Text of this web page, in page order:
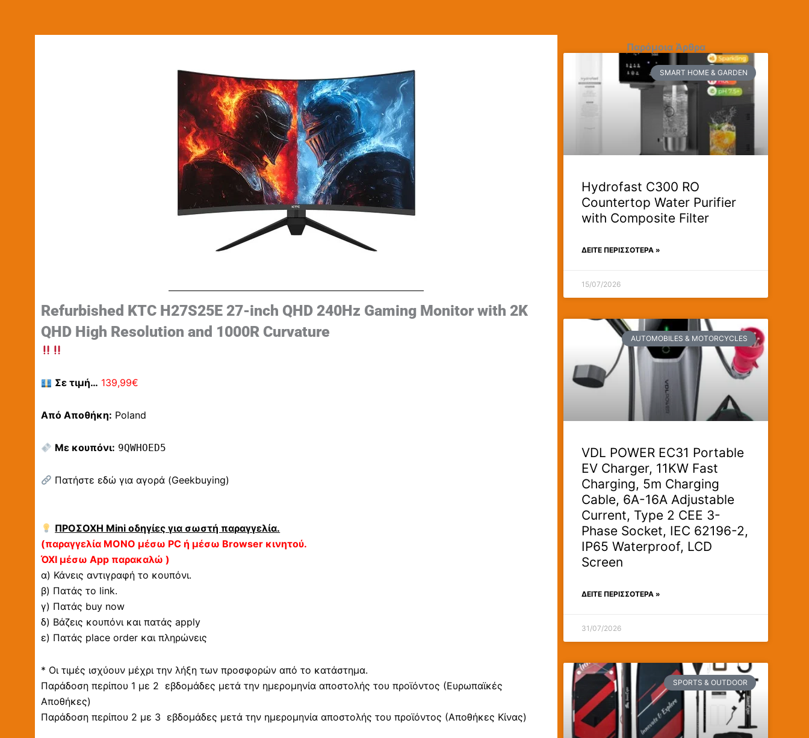
Refurbished KTC H27S25E 27-inch QHD 240Hz Gaming Monitor with 2K
QHD High Resolution and 1000R Curvature
Σε τιμή… 139,99€
Από Αποθήκη: Poland
Με κουπόνι: 9QWHOED5
Πατήστε εδώ για αγορά (Geekbuying)
ΠΡΟΣΟΧΗ Mini οδηγίες για σωστή παραγγελία.
(παραγγελία ΜΟΝΟ μέσω PC ή μέσω Browser κινητού.
ΌΧΙ μέσω App παρακαλώ )
α) Κάνεις αντιγραφή το κουπόνι.
β) Πατάς το link.
γ) Πατάς buy now
δ) Βάζεις κουπόνι και πατάς apply
ε) Πατάς place order και πληρώνεις
* Οι τιμές ισχύουν μέχρι την λήξη των προσφορών από το κατάστημα.
Παράδοση περίπου 1 με 2 εβδομάδες μετά την ημερομηνία αποστολής του προϊόντος (Ευρωπαϊκές
Αποθήκες)
Παράδοση περίπου 2 με 3 εβδομάδες μετά την ημερομηνία αποστολής του προϊόντος (Αποθήκες Κίνας)
Παρόμοια Άρθρα
SMART HOME & GARDEN
Hydrofast C300 RO
Countertop Water Purifier
with Composite Filter
ΔΕΊΤΕ ΠΕΡΙΣΣΟΤΕΡΑ »
15/07/2026
AUTOMOBILES & MOTORCYCLES
VDL POWER EC31 Portable
EV Charger, 11KW Fast
Charging, 5m Charging
Cable, 6A-16A Adjustable
Current, Type 2 CEE 3-
Phase Socket, IEC 62196-2,
IP65 Waterproof, LCD
Screen
ΔΕΊΤΕ ΠΕΡΙΣΣΟΤΕΡΑ »
31/07/2026
SPORTS & OUTDOOR